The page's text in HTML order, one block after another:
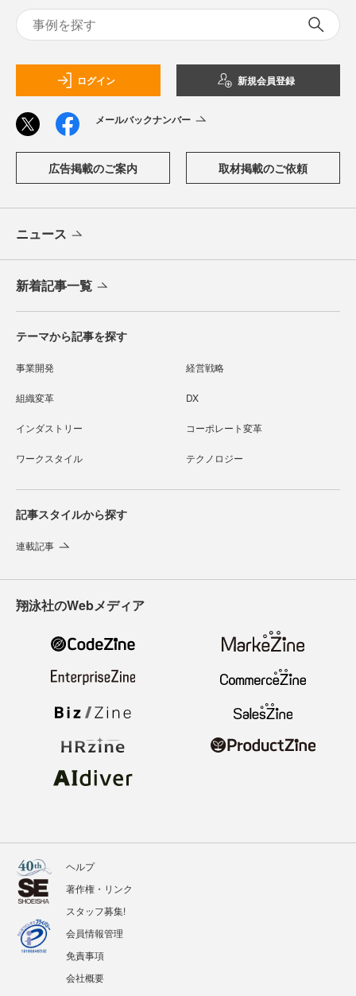
ログイン 新規会員登録
メールバックナンバー
広告掲載のご案内 取材掲載のご依頼
ニュース
新着記事一覧
テーマから記事を探す
事業開発 経営戦略
組織変革 DX
インダストリー コーポレート変革
ワークスタイル テクノロジー
記事スタイルから探す
連載記事
翔泳社のWebメディア
ヘルプ
著作権・リンク
スタッフ募集!
会員情報管理
免責事項
会社概要